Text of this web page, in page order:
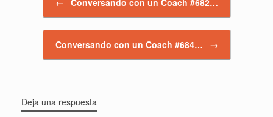
Conversando con un Coach #684… →
Deja una respuesta